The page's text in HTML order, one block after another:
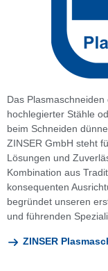
Das
hochlegierter Stähle
beim Schneiden
ZINSER GmbH steht
Lösungen und
Kombination aus
konsequenten
begründet unseren
und führenden
ZINSER